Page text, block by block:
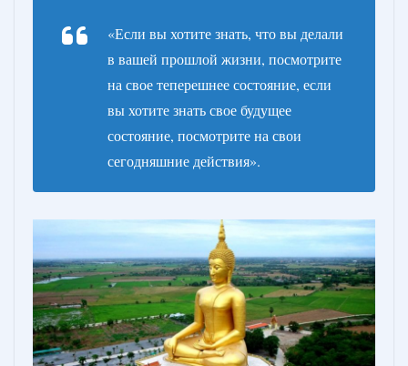
«Если вы хотите знать, что вы делали
в вашей прошлой жизни, посмотрите
на свое теперешнее состояние, если
вы хотите знать свое будущее
состояние, посмотрите на свои
сегодняшние действия».